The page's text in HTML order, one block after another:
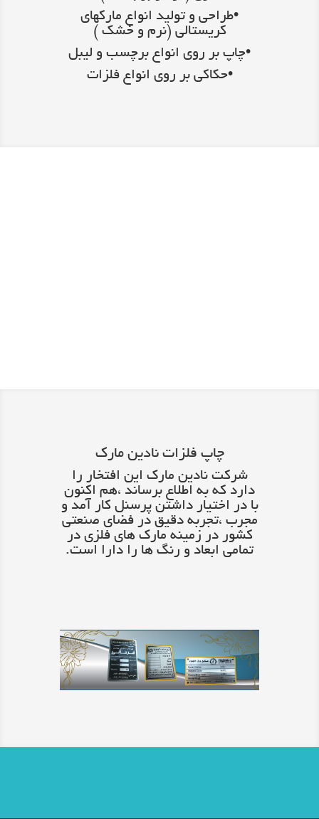
•طراحی و تولید انواع مارکهای
کریستالی (نرم و خشک )
•چاپ بر روی انواع برچسب و لیبل
•حکاکی بر روی انواع فلزات
چاپ فلزات نادین مارک
شرکت نادین مارک این افتخار را
دارد که به اطلاع برساند ،هم اکنون
با در اختیار داشتن پرسنل کار آمد و
مجرب ،تجربه دقیق در فضای صنعتی
کشور در زمینه مارک های فلزی در
تمامی ابعاد و رنگ ها را دارا است.